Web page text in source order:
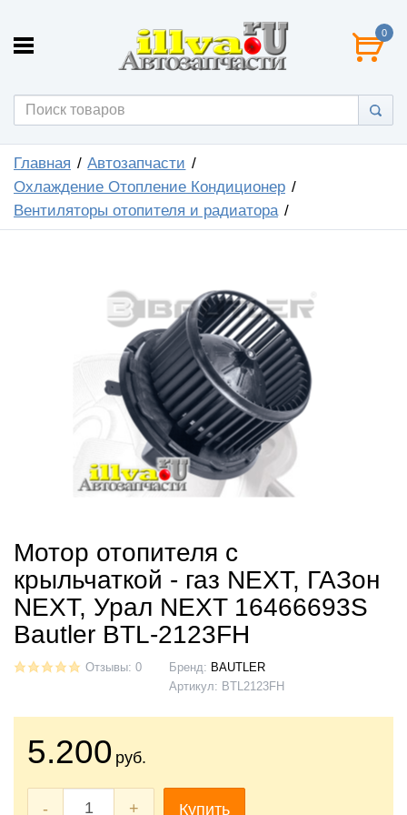
0
Главная
Автозапчасти
Охлаждение Отопление Кондиционер
Вентиляторы отопителя и радиатора
Мотор отопителя с
крыльчаткой - газ NEXT, ГАЗон
NEXT, Урал NEXT 16466693S
Bautler BTL-2123FH
Отзывы: 0 Бренд: BAUTLER
Артикул: BTL2123FH
5.200 руб.
- + Купить